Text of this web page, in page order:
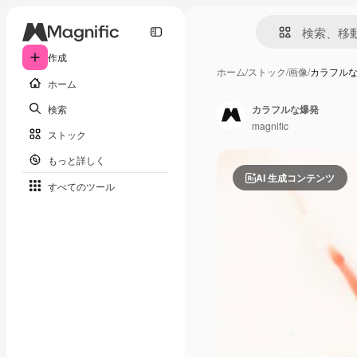
作成
ホーム
検索
ストック
もっと詳しく
すべてのツール
ホーム/ストック/画像/カラフル
AI 生成コンテンツ
カラフルな爆発
magnific